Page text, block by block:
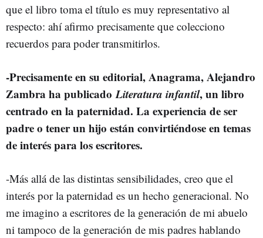
que el libro toma el título es muy representativo al
respecto: ahí afirmo precisamente que colecciono
recuerdos para poder transmitirlos.
-Precisamente en su editorial, Anagrama, Alejandro
Zambra ha publicadoLiteratura infantil, un libro
centrado en la paternidad. La experiencia de ser
padre o tener un hijo están convirtiéndose en temas
de interés para los escritores.
-Más allá de las distintas sensibilidades, creo que el
interés por la paternidad es un hecho generacional. No
me imagino a escritores de la generación de mi abuelo
ni tampoco de la generación de mis padres hablando